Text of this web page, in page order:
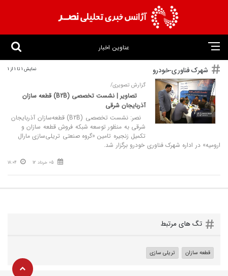
عناوین اخبار
شهرک فناوری-خودرو نمایش 1 تا 1 از 1
گزارش تصویری/
تصاویر | نشست تخصصی (B2B) قطعه‌ سازان
آذربایجان شرقی
نصر: نشست تخصصی (B2B) قطعه‌سازان آذربایجان
شرقی به منظور توسعه شبکه فروش قطعه‌ سازان و
تکمیل زنجیره تامین «گروه صنعتی تریلی‌سازی مارال
ارومیه» در اداره شهرک فناوری خودرو برگزار شد.
05 خرداد 12 18:04
تگ های مرتبط
قطعه سازان تریلی سازی